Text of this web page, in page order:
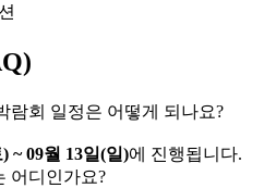
람회 일정은 어떻게 되나요?
~ 09월 13일(일)에 진행됩니다.
어디인가요?